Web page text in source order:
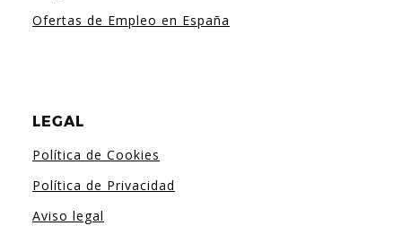
Ofertas de Empleo en España
LEGAL
Política de Cookies
Política de Privacidad
Aviso legal